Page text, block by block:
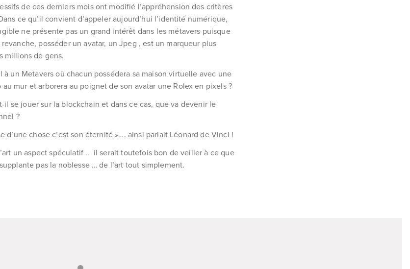
de ces derniers mois ont modifié l’appréhension des critères
ce qu’il convient d’appeler aujourd’hui l’identité numérique,
ne présente pas un grand intérêt dans les métavers puisque
posséder un avatar, un Jpeg , est un marqueur plus
millions de gens.
à un Metavers où chacun possédera sa maison virtuelle avec une
au mur et arborera au poignet de son avatar une Rolex en pixels ?
t-il se jouer sur la blockchain et dans ce cas, que va devenir le
?
d’une chose c’est son éternité »…. ainsi parlait Léonard de Vinci !
un aspect spéculatif .. il serait toutefois bon de veiller à ce que
pas la noblesse … de l’art tout simplement.